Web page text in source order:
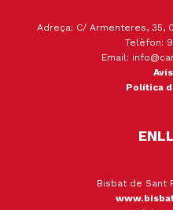
Adreça: C/ Armenteres, 35,
Telèfon:
Email:
Política
Bisbat de Sant